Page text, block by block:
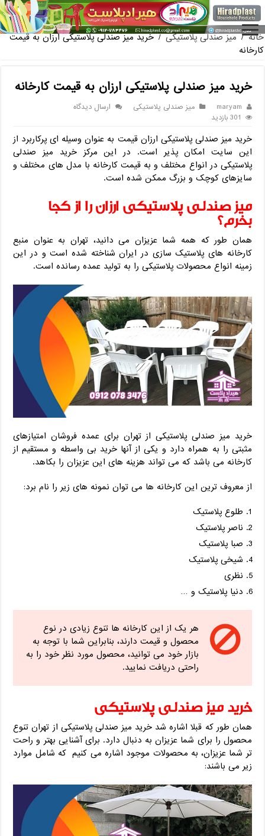
فروش گلدان پلاستیکی گلخانه به صورت آنلای
خانه / میز صندلی پلاستیکی / خرید میز صندلی پلاستیکی ارزان به قیمت
کارخانه
خرید میز صندلی پلاستیکی ارزان به قیمت کارخانه
maryam میز صندلی پلاستیکی
ارسال دیدگاه
301 بازدید
خرید میز صندلی پلاستیکی ارزان قیمت به عنوان وسیله ای پرکاربرد از
این سایت امکان پذیر است. در این مرکز خرید میز صندلی
پلاستیکی در انواع مختلف و به قیمت کارخانه با مدل های مختلف و
سایزهای کوچک و بزرگ ممکن شده است.
میز صندلی پلاستیکی ارزان را از کجا
بخرم؟
همان طور که همه شما عزیزان می دانید، تهران به عنوان منبع
کارخانه های پلاستیک سازی در ایران شناخته شده است و در این
زمینه انواع محصولات پلاستیکی را به تولید عمده رسانده است.
خرید میز صندلی پلاستیکی از تهران برای عمده فروشان امتیازهای
مثبتی را به همراه دارد و یکی از آنها خرید بی واسطه و مستقیم از
کارخانه می باشد که می تواند هزینه های این عزیزان را بکاهد.
از معروف ترین این کارخانه ها می توان نمونه های زیر را نام برد:
طلوع پلاستیک
ناصر پلاستیک
صبا پلاستیک
شیخی پلاستیک
نظری
دنیا پلاستیک و …
هر یک از این کارخانه ها تنوع زیادی در نوع
محصول و قیمت دارند، بنابراین شما با توجه به
بازار خود می توانید، محصول مورد نظر خود را به
راحتی دریافت نمایید.
خرید میز صندلی پلاستیکی
همان طور که قبلا اشاره شد خرید میز صندلی پلاستیکی از تهران تنوع
محصول را برای شما عزیزان به دنبال دارد. برای آشنایی بهتر و راحت
تر شما عزیزان، به محصولات موجود اشاره می کنیم که شامل موارد
زیر می باشند: